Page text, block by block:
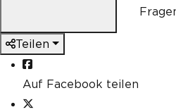
Teilen
Auf Facebook teilen